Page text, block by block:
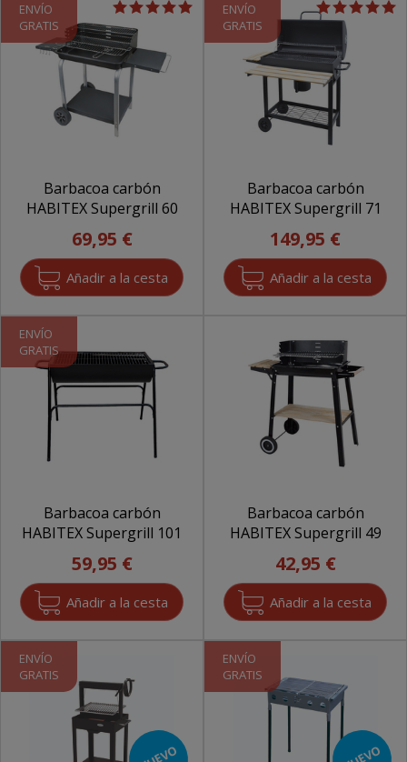
ENVÍO
GRATIS
Barbacoa carbón
HABITEX Supergrill 60
69,95 €
ENVÍO
GRATIS
Barbacoa carbón
HABITEX Supergrill 71
149,95 €
ENVÍO
GRATIS
Barbacoa carbón
HABITEX Supergrill 101
59,95 €
Barbacoa carbón
HABITEX Supergrill 49
42,95 €
ENVÍO
GRATIS
ENVÍO
GRATIS